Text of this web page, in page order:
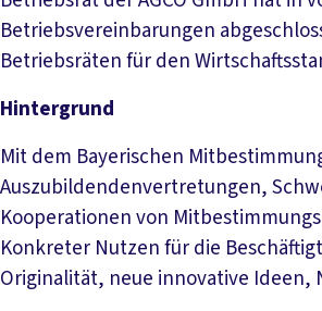
Betriebsvereinbarungen
Betriebsräten für den
Hintergrund
Mit dem Bayerischen
Auszubildendenvertretungen,
Kooperationen von
Konkreter Nutzen für die
Originalität, neue innovative Ideen,